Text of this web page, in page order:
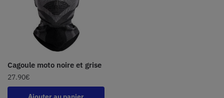
Cagoule moto noire et grise
27.90€